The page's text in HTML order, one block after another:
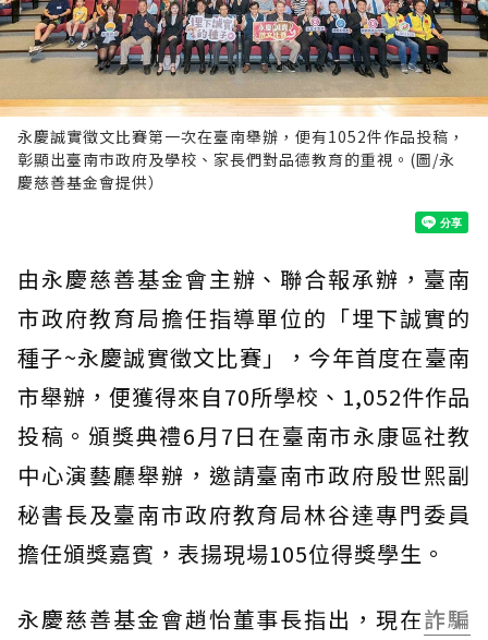
永慶誠實徵文比賽第一次在臺南舉辦，便有1052件作品投稿，
彰顯出臺南市政府及學校、家長們對品德教育的重視。(圖/永
慶慈善基金會提供）
由永慶慈善基金會主辦、聯合報承辦，臺南
市政府教育局擔任指導單位的「埋下誠實的
種子~永慶誠實徵文比賽」，今年首度在臺南
市舉辦，便獲得來自70所學校、1,052件作品
投稿。頒獎典禮6月7日在臺南市永康區社教
中心演藝廳舉辦，邀請臺南市政府殷世熙副
秘書長及臺南市政府教育局林谷達專門委員
擔任頒獎嘉賓，表揚現場105位得獎學生。
永慶慈善基金會趙怡董事長指出，現在詐騙